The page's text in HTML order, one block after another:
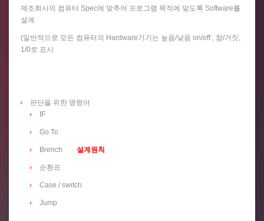
제조회사의 컴퓨터 Spec에 맞추어 프로그램 목적에 맞도록 Software를
설계
(일반적으로 모든 컴퓨터의 Hardware기기는 높음/낮음 on/off , 참/거짓,
1/0로 표시
판단을 위한 명령어
IF
Go To
Brench 설계원칙
순환표
Case / switch
Jump